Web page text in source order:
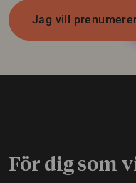
Jag vill
För dig som